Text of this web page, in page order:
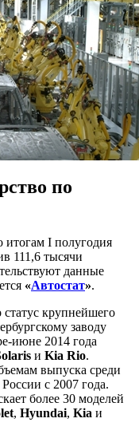
по
итогам I полугодия
111,6 тысячи
данные
«Автостат».
крупнейшего
заводу
июне 2014 года
и Kia Rio.
выпуска среди
с 2007 года.
более 30 моделей
, Hyundai, Kia и